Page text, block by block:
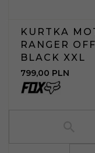
KURTKA
RANGER
BLACK XXL
799,00 PLN